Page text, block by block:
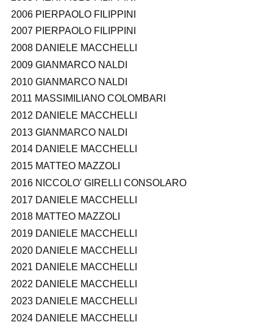
2006 PIERPAOLO FILIPPINI
2007 PIERPAOLO FILIPPINI
2008 DANIELE MACCHELLI
2009 GIANMARCO NALDI
2010 GIANMARCO NALDI
2011 MASSIMILIANO COLOMBARI
2012 DANIELE MACCHELLI
2013 GIANMARCO NALDI
2014 DANIELE MACCHELLI
2015 MATTEO MAZZOLI
2016 NICCOLO' GIRELLI CONSOLARO
2017 DANIELE MACCHELLI
2018 MATTEO MAZZOLI
2019 DANIELE MACCHELLI
2020 DANIELE MACCHELLI
2021 DANIELE MACCHELLI
2022 DANIELE MACCHELLI
2023 DANIELE MACCHELLI
2024 DANIELE MACCHELLI